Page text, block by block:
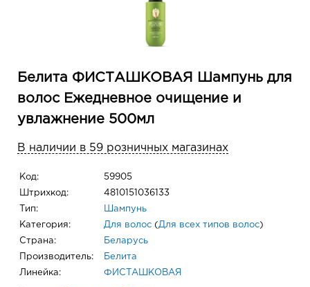
Белита ФИСТАШКОВАЯ Шампунь для
волос Ежедневное очищение и
увлажнение 500мл
В наличии в 59 розничных магазинах
Код: 59905
Штрихкод: 4810151036133
Тип: Шампунь
Категория: Для волос ( Для всех типов волос)
Страна: Беларусь
Производитель: Белита
Линейка: ФИСТАШКОВАЯ